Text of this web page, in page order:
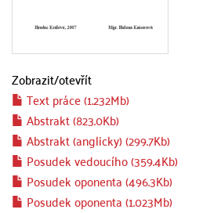
Zobrazit/otevřít
Text práce (1.232Mb)
Abstrakt (823.0Kb)
Abstrakt (anglicky) (299.7Kb)
Posudek vedoucího (359.4Kb)
Posudek oponenta (496.3Kb)
Posudek oponenta (1.023Mb)